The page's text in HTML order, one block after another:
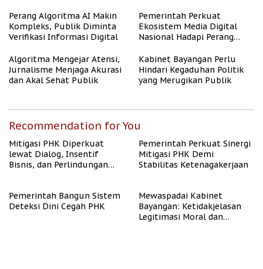
Berpenghasilan Rendah
Perang Algoritma AI Makin
Kompleks, Publik Diminta
Verifikasi Informasi Digital
Pemerintah Perkuat
Ekosistem Media Digital
Nasional Hadapi Perang
Algoritma Mengejar Atensi,
Jurnalisme Menjaga Akurasi
dan Akal Sehat Publik
Kabinet Bayangan Perlu
Hindari Kegaduhan Politik
yang Merugikan Publik
Recommendation for You
Mitigasi PHK Diperkuat
lewat Dialog, Insentif
Bisnis, dan Perlindungan
Pemerintah Perkuat Sinergi
Mitigasi PHK Demi
Stabilitas Ketenagakerjaan
Pemerintah Bangun Sistem
Deteksi Dini Cegah PHK
Mewaspadai Kabinet
Bayangan: Ketidakjelasan
Legitimasi Moral dan